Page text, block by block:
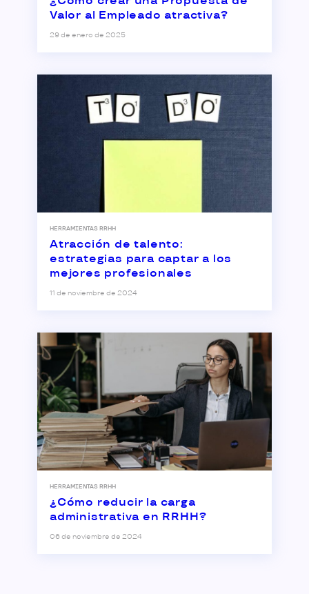
Valor al Empleado atractiva?
29 de enero de 2025
HERRAMIENTAS RRHH
Atracción de talento:
estrategias para captar a los
mejores profesionales
11 de noviembre de 2024
HERRAMIENTAS RRHH
¿Cómo reducir la carga
administrativa en RRHH?
06 de noviembre de 2024